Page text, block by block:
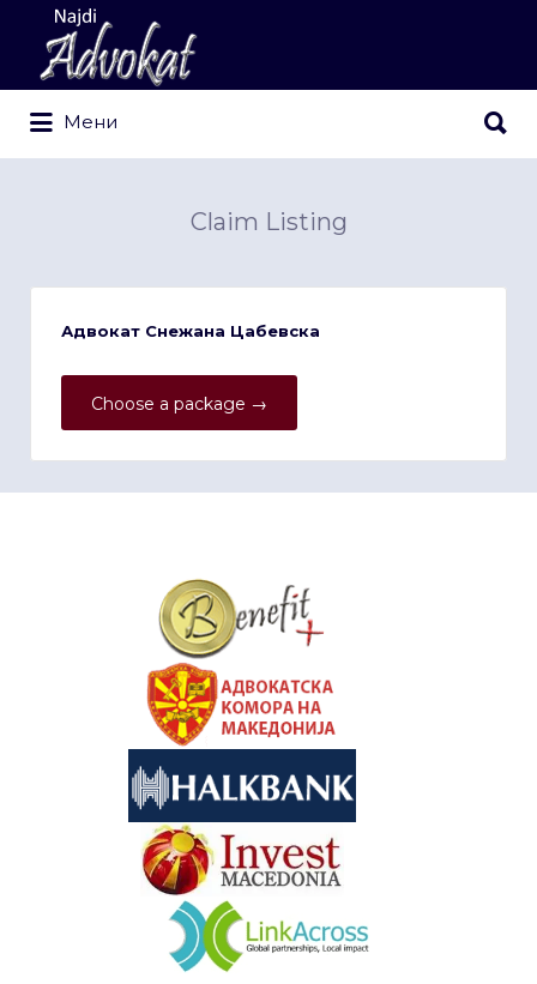
Search
for:
Мени
for:
Claim Listing
Адвокат Снежана Цабевска